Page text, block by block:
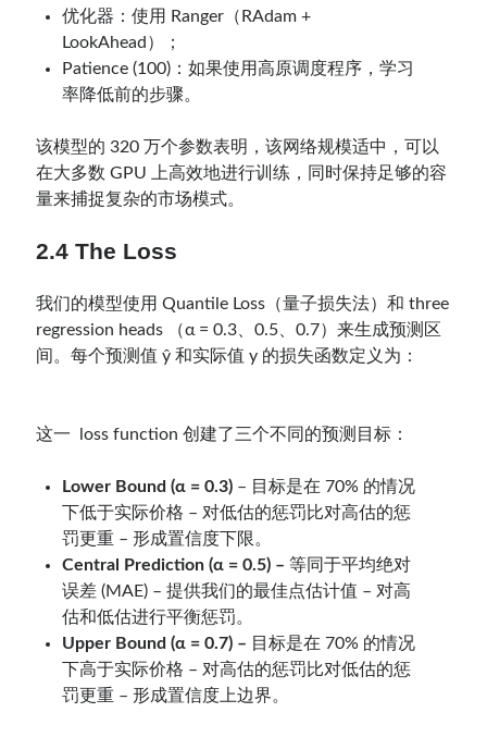
优化器：使用 Ranger（RAdam +
LookAhead）；
Patience (100)：如果使用高原调度程序，学习
率降低前的步骤。
该模型的 320 万个参数表明，该网络规模适中，可以
在大多数 GPU 上高效地进行训练，同时保持足够的容
量来捕捉复杂的市场模式。
2.4 The Loss
我们的模型使用 Quantile Loss（量子损失法）和 three
regression heads （α = 0.3、0.5、0.7）来生成预测区
间。每个预测值 ŷ 和实际值 y 的损失函数定义为：
这一 loss function 创建了三个不同的预测目标：
Lower Bound (α = 0.3) – 目标是在 70% 的情况
下低于实际价格 – 对低估的惩罚比对高估的惩
罚更重 – 形成置信度下限。
Central Prediction (α = 0.5) –等同于平均绝对
误差 (MAE) – 提供我们的最佳点估计值 – 对高
估和低估进行平衡惩罚。
Upper Bound (α = 0.7) – 目标是在 70% 的情况
下高于实际价格 – 对高估的惩罚比对低估的惩
罚更重 – 形成置信度上边界。